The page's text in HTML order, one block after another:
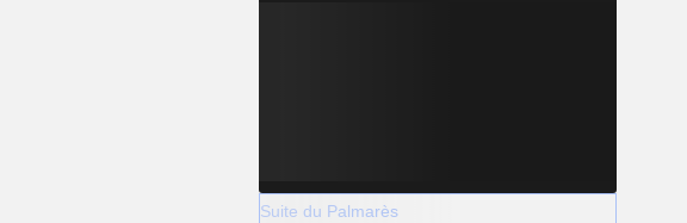
Suite du Palmarès